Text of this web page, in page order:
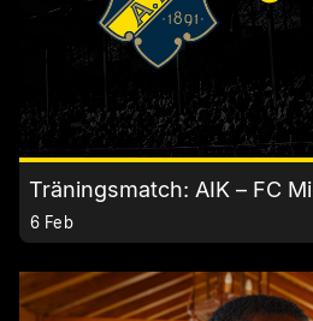
Träningsmatch: AIK – FC
6 Feb